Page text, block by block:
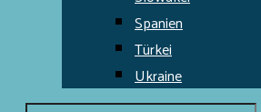
Spanien
Türkei
Ukraine